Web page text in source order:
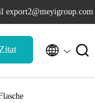
export2@meyigroup.com
 